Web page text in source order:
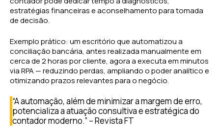
estratégias financeiras e aconselhamento para tomada
de decisão.
Exemplo prático: um escritório que automatizou a
conciliação bancária, antes realizada manualmente em
cerca de 2 horas por cliente, agora a executa em minutos
via RPA — reduzindo perdas, ampliando o poder analítico e
otimizando prazos relevantes para o negócio.
“A automação, além de minimizar a margem de erro,
potencializa a atuação consultiva e estratégica do
contador moderno.” – Revista FT